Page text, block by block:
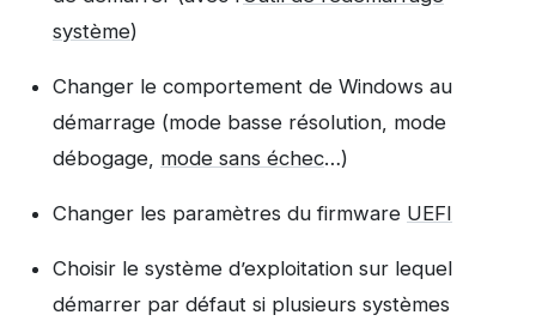
système)
Changer le comportement de Windows au
démarrage (mode basse résolution, mode
débogage, mode sans échec…)
Changer les paramètres du firmware UEFI
Choisir le système d’exploitation sur lequel
démarrer par défaut si plusieurs systèmes